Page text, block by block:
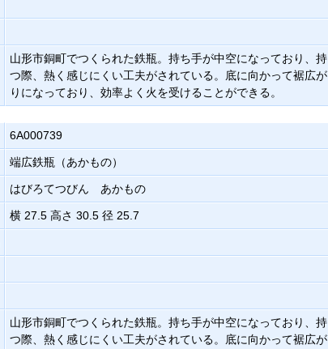
山形市銅町でつくられた鉄瓶。持ち手が中空になっており、持
つ際、熱く感じにくい工夫がされている。底に向かって裾広が
りになっており、効率よく火を受けることができる。
6A000739
端広鉄瓶（あかもの）
はびろてつびん あかもの
横 27.5 高さ 30.5 径 25.7
山形市銅町でつくられた鉄瓶。持ち手が中空になっており、持
つ際、熱く感じにくい工夫がされている。底に向かって裾広が